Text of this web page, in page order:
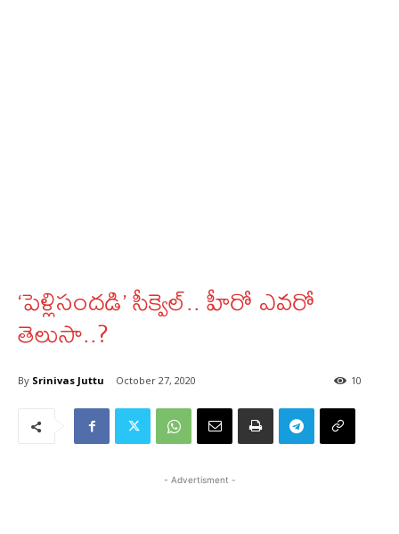
‘పెళ్లిసందడి’ సీక్వెల్‌‌.. హీరో ఎవరో
తెలుసా..?
By Srinivas Juttu October 27, 2020 10
- Advertisment -